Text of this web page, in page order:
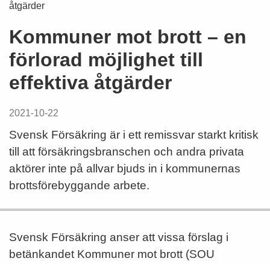
åtgärder
Kommuner mot brott – en
förlorad möjlighet till
effektiva åtgärder
2021-10-22
Svensk Försäkring är i ett remissvar starkt kritisk
till att försäkringsbranschen och andra privata
aktörer inte på allvar bjuds in i kommunernas
brottsförebyggande arbete.
Svensk Försäkring anser att vissa förslag i
betänkandet Kommuner mot brott (SOU